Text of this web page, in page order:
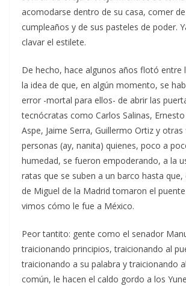
acomodarse dentro de su casa, comer
cumpleaños y de sus pasteles de poder.
clavar el estilete.
De hecho, hace algunos años flotó entre
la idea de que, en algún momento, se
error -mortal para ellos- de abrir las
tecnócratas como Carlos Salinas,
Aspe, Jaime Serra, Guillermo Ortiz y otras
personas (ay, nanita) quienes, poco a
humedad, se fueron empoderando, a la
ratas que se suben a un barco hasta que,
de Miguel de la Madrid tomaron el
vimos cómo le fue a México.
Peor tantito: gente como el senador
traicionando principios, traicionando al
traicionando a su palabra y traicionando
común, le hacen el caldo gordo a los